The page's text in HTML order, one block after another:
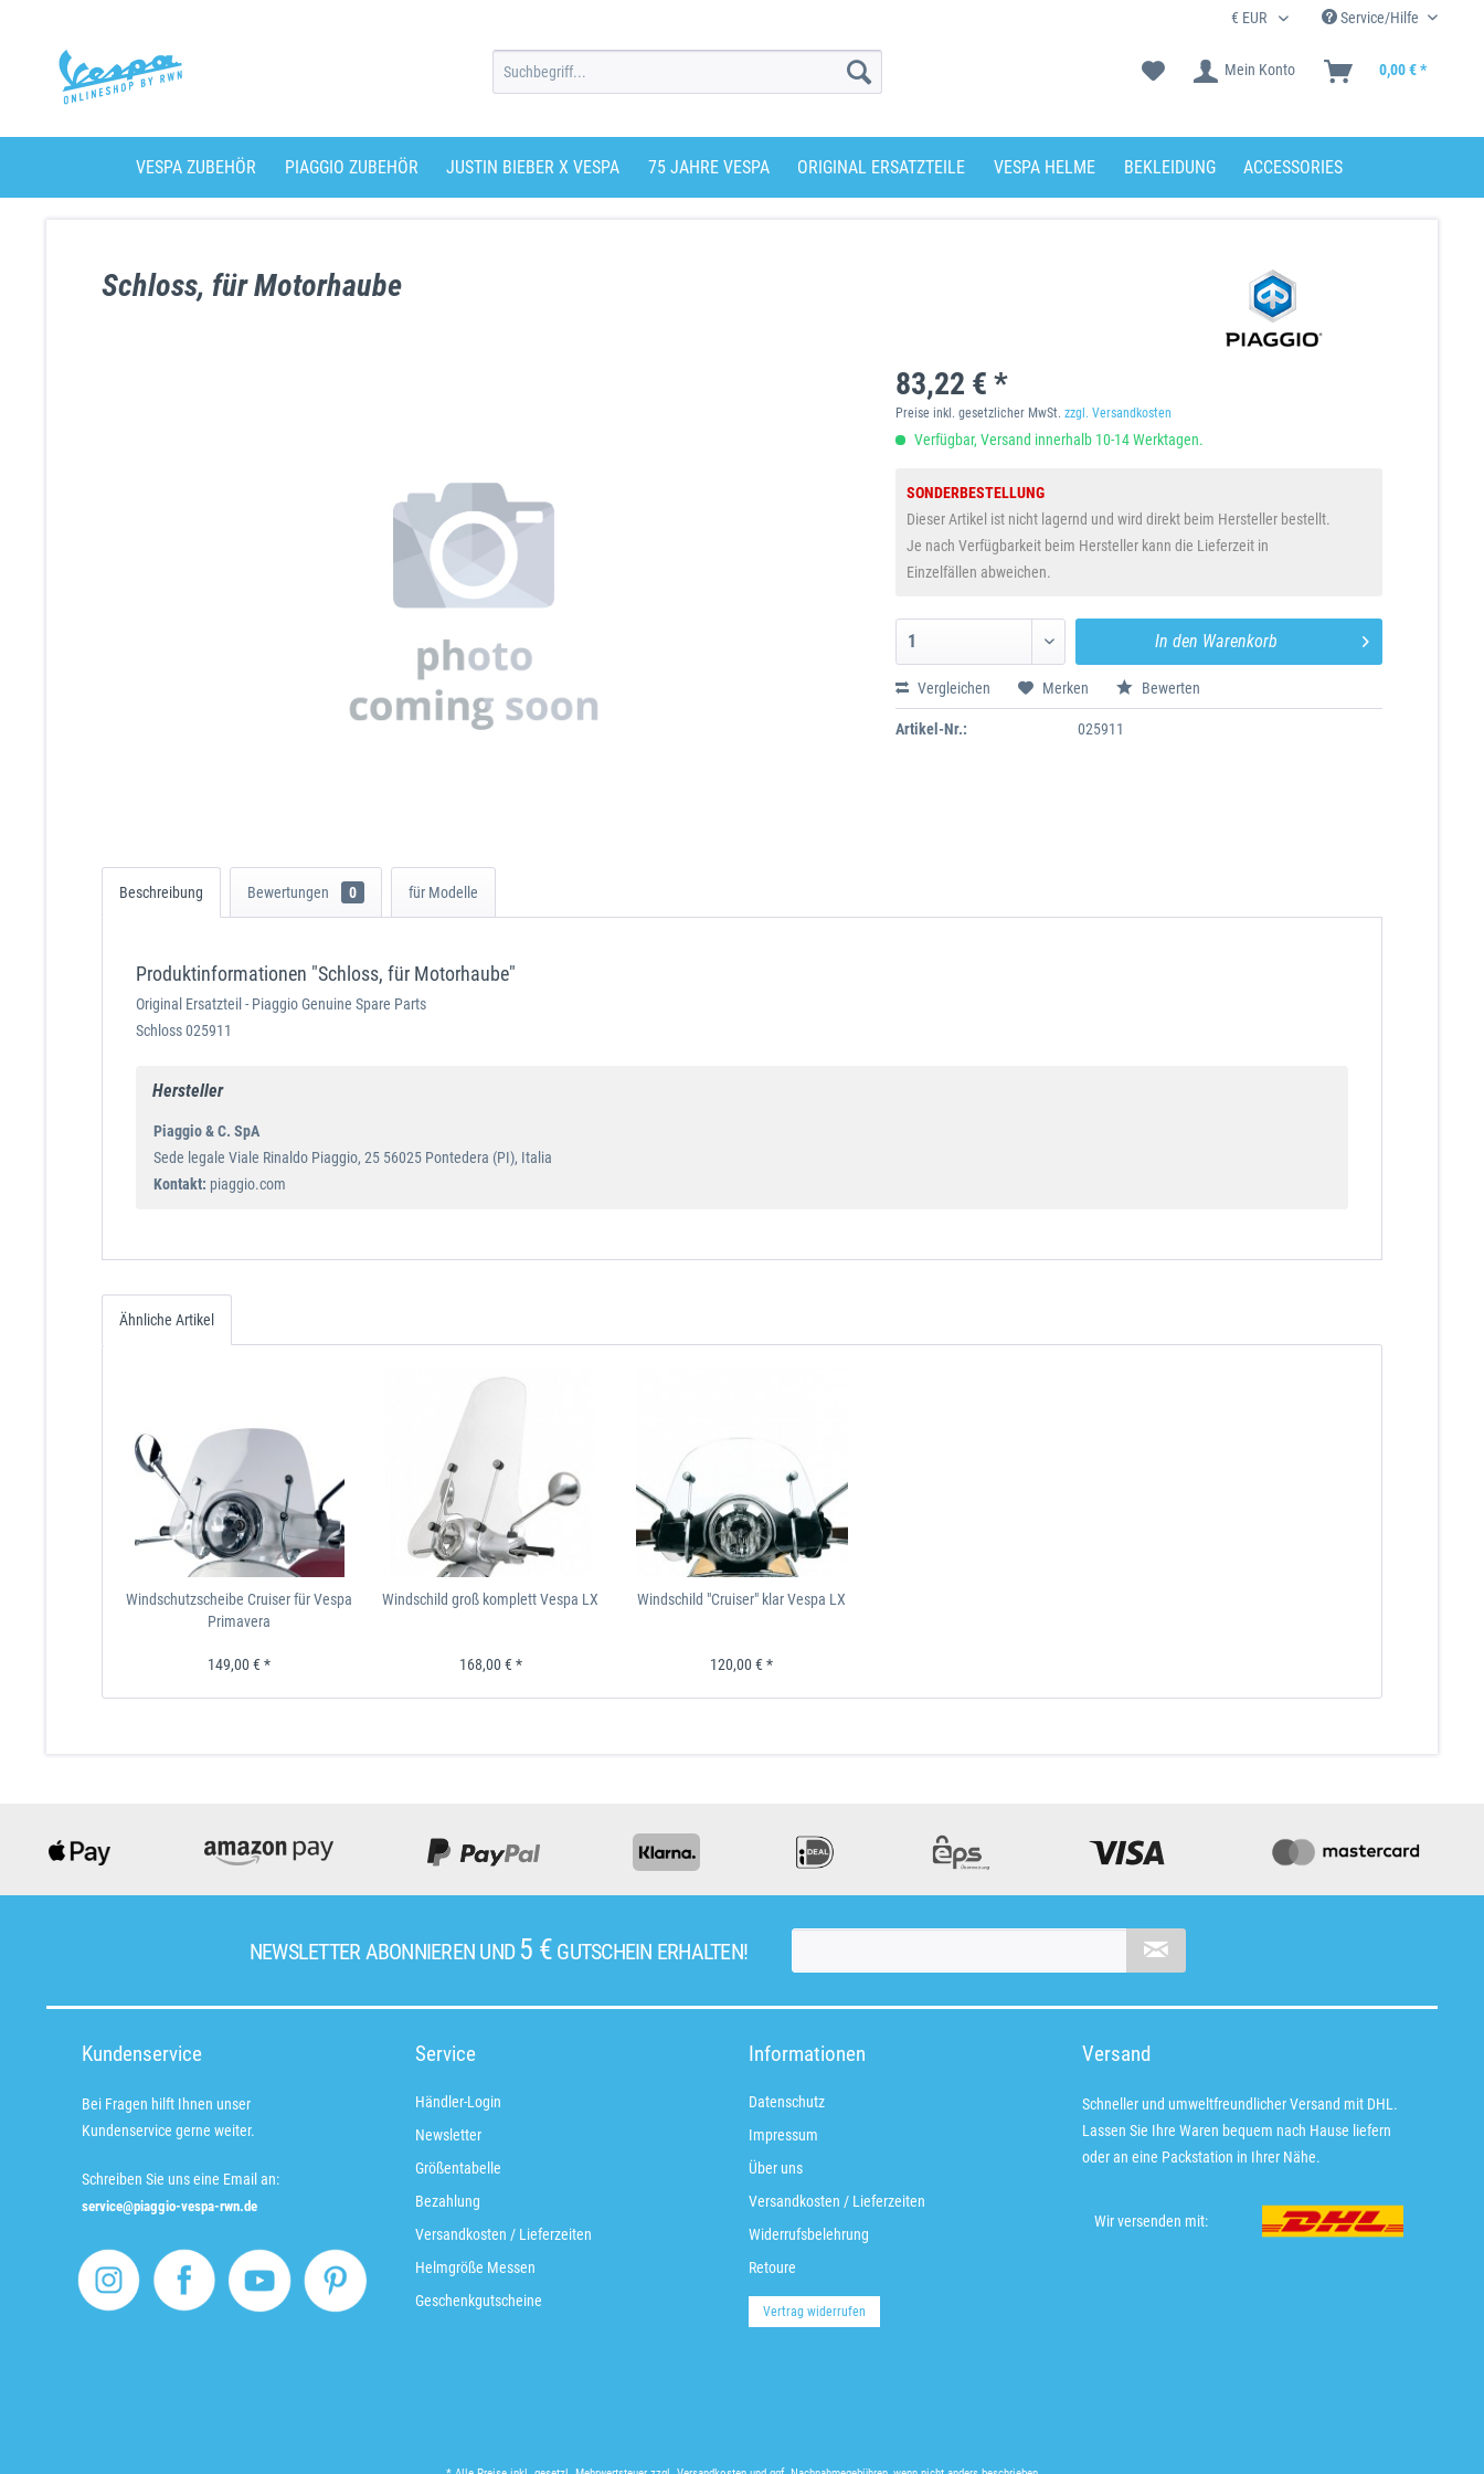
Service/Hilfe
Mein Konto 0,00 € *
VESPA ZUBEHÖR PIAGGIO ZUBEHÖR JUSTIN BIEBER X VESPA 75 JAHRE VESPA ORIGINAL ERSATZTEILE VESPA HELME BEKLEIDUNG ACCESSORIES
Schloss, für Motorhaube
83,22 € *
Preise inkl. gesetzlicher MwSt.zzgl. Versandkosten
Verfügbar, Versand innerhalb 10-14 Werktagen.
SONDERBESTELLUNG
Dieser Artikel ist nicht lagernd und wird direkt beim Hersteller bestellt.
Je nach Verfügbarkeit beim Hersteller kann die Lieferzeit in
Einzelfällen abweichen.
In den Warenkorb
Vergleichen Merken Bewerten
Artikel-Nr.: 025911
Beschreibung Bewertungen 0 für Modelle
Produktinformationen "Schloss, für Motorhaube"
Original Ersatzteil - Piaggio Genuine Spare Parts
Schloss 025911
Hersteller
Piaggio & C. SpA
Sede legale Viale Rinaldo Piaggio, 25 56025 Pontedera (PI), Italia
Kontakt: piaggio.com
Ähnliche Artikel
Windschutzscheibe Cruiser für Vespa
Primavera
149,00 € *
Windschild groß komplett Vespa LX
168,00 € *
Windschild "Cruiser" klar Vespa LX
120,00 € *
NEWSLETTER ABONNIEREN UND 5 € GUTSCHEIN ERHALTEN!
Kundenservice
Bei Fragen hilft Ihnen unser
Kundenservice gerne weiter.
Schreiben Sie uns eine Email an:
service@piaggio-vespa-rwn.de
Service
Händler-Login
Newsletter
Größentabelle
Bezahlung
Versandkosten / Lieferzeiten
Helmgröße Messen
Geschenkgutscheine
Informationen
Datenschutz
Impressum
Über uns
Versandkosten / Lieferzeiten
Widerrufsbelehrung
Retoure
Vertrag widerrufen
Versand
Schneller und umweltfreundlicher Versand mit DHL.
Lassen Sie Ihre Waren bequem nach Hause liefern
oder an eine Packstation in Ihrer Nähe.
Wir versenden mit: